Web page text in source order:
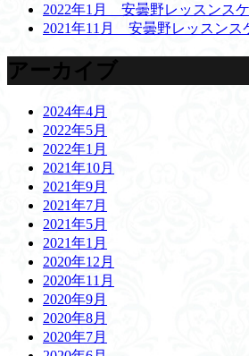
2022年1月 安曇野レッスンス
2021年11月 安曇野レッスンス
アーカイブ
2024年4月
2022年5月
2022年1月
2021年10月
2021年9月
2021年7月
2021年5月
2021年1月
2020年12月
2020年11月
2020年9月
2020年8月
2020年7月